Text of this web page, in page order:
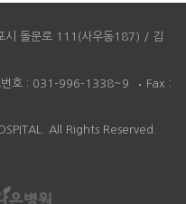
시 돌문로 111(사우동187) / 김
번호 : 031-996-1338~9
Fax :
All Rights Reserved.